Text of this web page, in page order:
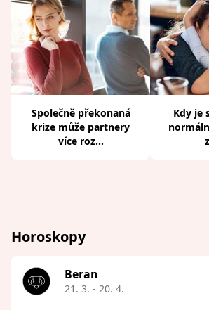
Společně překonaná
krize může partnery
více roz...
Kdy je
Horoskopy
Beran
21. 3. - 20. 4.